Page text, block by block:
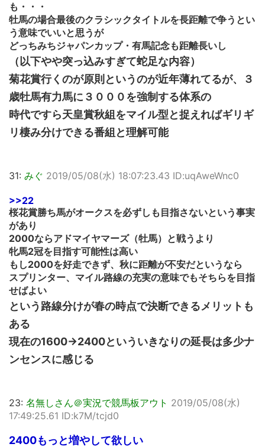
も・・・
牡馬の場合最後のクラシックタイトルを長距離で争うとい
う意味でいいと思うが
どっちみちジャパンカップ・有馬記念も距離長いし
（以下やや突っ込みすぎて蛇足な内容）
菊花賞行くのが原則というのが近年薄れてるが、３
歳牡馬有力馬に３０００を強制する体系の
時代ですら天皇賞秋組をマイル型と捉えればギリギ
リ棲み分けできる番組と理解可能
31: みぐ 2019/05/08(水) 18:07:23.43 ID:uqAweWnc0
>>22
桜花賞勝ち馬がオークスを必ずしも目指さないという事実
があり
2000ならアドマイヤマーズ（牡馬）と戦うより
牝馬2冠を目指す可能性は高い
もし2000を好走できず、秋に距離が不安だというなら
スプリンター、マイル路線の充実の意味でもそちらを目指
せばよい
という路線分けが春の時点で決断できるメリットも
ある
現在の1600→2400といういきなりの延長は多少ナ
ンセンスに感じる
23: 名無しさん＠実況で競馬板アウト 2019/05/08(水)
17:49:25.61 ID:k7M/tcjd0
2400もっと増やして欲しい